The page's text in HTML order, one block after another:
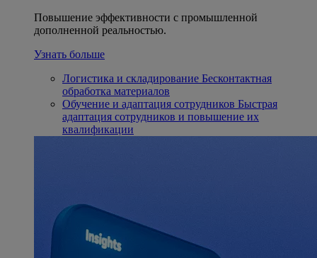
Повышение эффективности с промышленной
дополненной реальностью.
Узнать больше
Логистика и складирование Бесконтактная
обработка материалов
Обучение и адаптация сотрудников Быстрая
адаптация сотрудников и повышение их
квалификации